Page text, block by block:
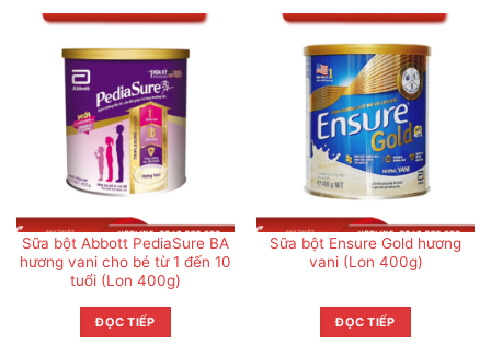
Sữa bột Abbott PediaSure BA
hương vani cho bé từ 1 đến 10
tuổi (Lon 400g)
ĐỌC TIẾP
Sữa bột Ensure Gold hương
vani (Lon 400g)
ĐỌC TIẾP